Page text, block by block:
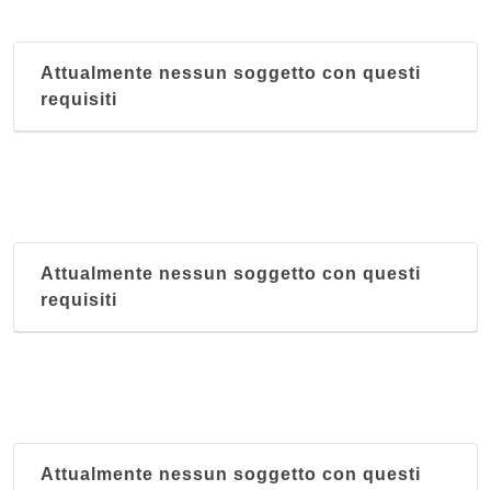
Attualmente nessun soggetto con questi
requisiti
Attualmente nessun soggetto con questi
requisiti
Attualmente nessun soggetto con questi